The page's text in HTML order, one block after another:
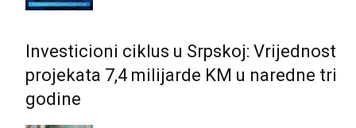
Investicioni ciklus u Srpskoj: Vrijednost
projekata 7,4 milijarde KM u naredne tri
godine